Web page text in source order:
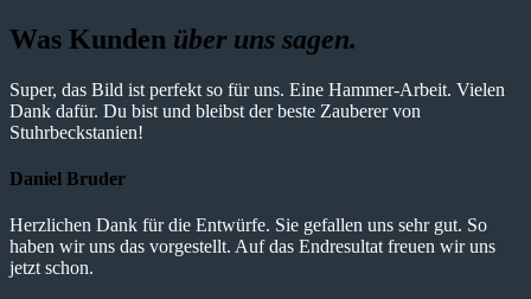
Was Kunden über uns sagen.
Super, das Bild ist perfekt so für uns. Eine Hammer-Arbeit. Vielen
Dank dafür. Du bist und bleibst der beste Zauberer von
Stuhrbeckstanien!
Daniel Bruder
Herzlichen Dank für die Entwürfe. Sie gefallen uns sehr gut. So
haben wir uns das vorgestellt. Auf das Endresultat freuen wir uns
jetzt schon.